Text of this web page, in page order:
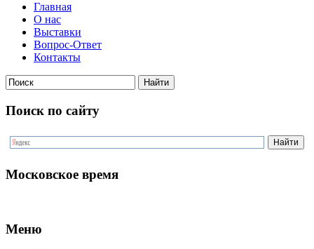
Главная
О нас
Выставки
Вопрос-Ответ
Контакты
Поиск по сайту
Московское время
Меню